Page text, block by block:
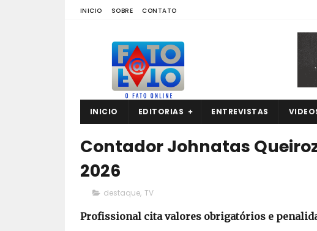
INICIO SOBRE CONTATO
INICIO EDITORIAS ENTREVISTAS
Contador Johnatas
2026
destaque, TV
Profissional cita valores obrigatórios e